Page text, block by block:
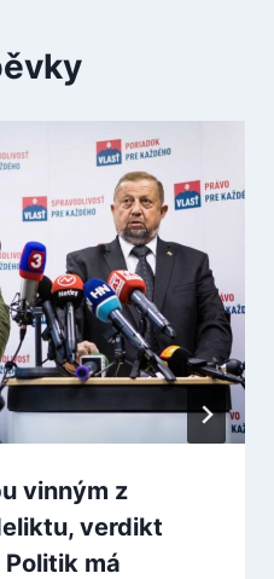
vinným z
verdikt
má